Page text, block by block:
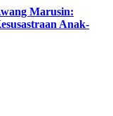
Marusin:
Anak-